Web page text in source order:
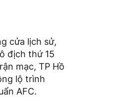
cửa lịch sử,
địch thứ 15
mạc, TP Hồ
lộ trình
AFC.